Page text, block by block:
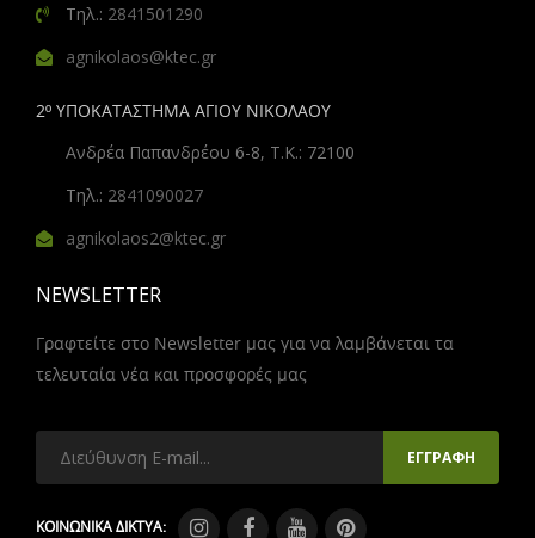
Τηλ.: 2841501290
agnikolaos@ktec.gr
2º ΥΠΟΚΑΤΑΣΤΗΜΑ ΑΓΙΟΥ ΝΙΚΟΛΑΟΥ
Ανδρέα Παπανδρέου 6-8, Τ.Κ.: 72100
Τηλ.: 2841090027
agnikolaos2@ktec.gr
NEWSLETTER
Γραφτείτε στο Newsletter μας για να λαμβάνεται τα
τελευταία νέα και προσφορές μας
ΚΟΙΝΩΝΙΚΑ ΔΙΚΤΥΑ: